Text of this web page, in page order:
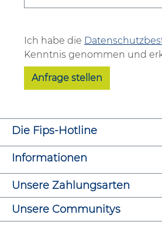
Ich habe die
Kenntnis genommen und
Anfrage stellen
Die Fips-Hotline
Informationen
Unsere Zahlungsarten
Unsere Communitys